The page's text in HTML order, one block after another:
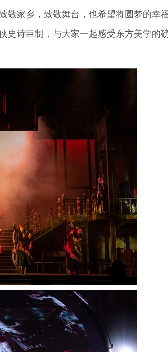
敬家乡，致敬舞台，也希望将圆梦的幸
史诗巨制，与大家一起感受东方美学的